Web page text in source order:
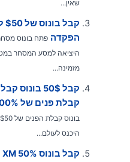
שאין...
הפקדה
היציאה למסע המסחר במט"ח
מזמינה...
קבלת פנים של 200%.
היכנס לעולם...